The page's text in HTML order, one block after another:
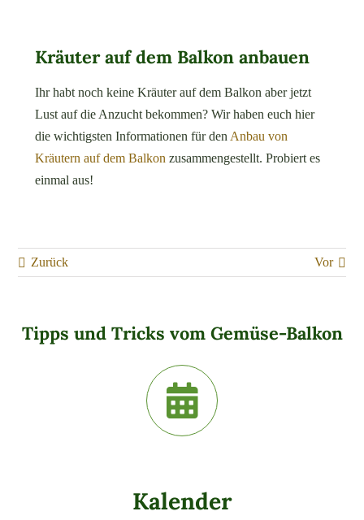
Kräuter auf dem Balkon anbauen
Ihr habt noch keine Kräuter auf dem Balkon aber jetzt
Lust auf die Anzucht bekommen? Wir haben euch hier
die wichtigsten Informationen für den Anbau von
Kräutern auf dem Balkon zusammengestellt. Probiert es
einmal aus!
Zurück Vor
Tipps und Tricks vom Gemüse-Balkon
Kalender